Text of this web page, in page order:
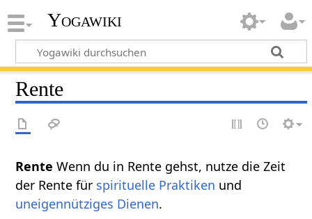
Yogawiki
Rente
RenteWenn du in Rente gehst, nutze die Zeit
der Rente für spirituelle Praktiken und
uneigennütziges Dienen.